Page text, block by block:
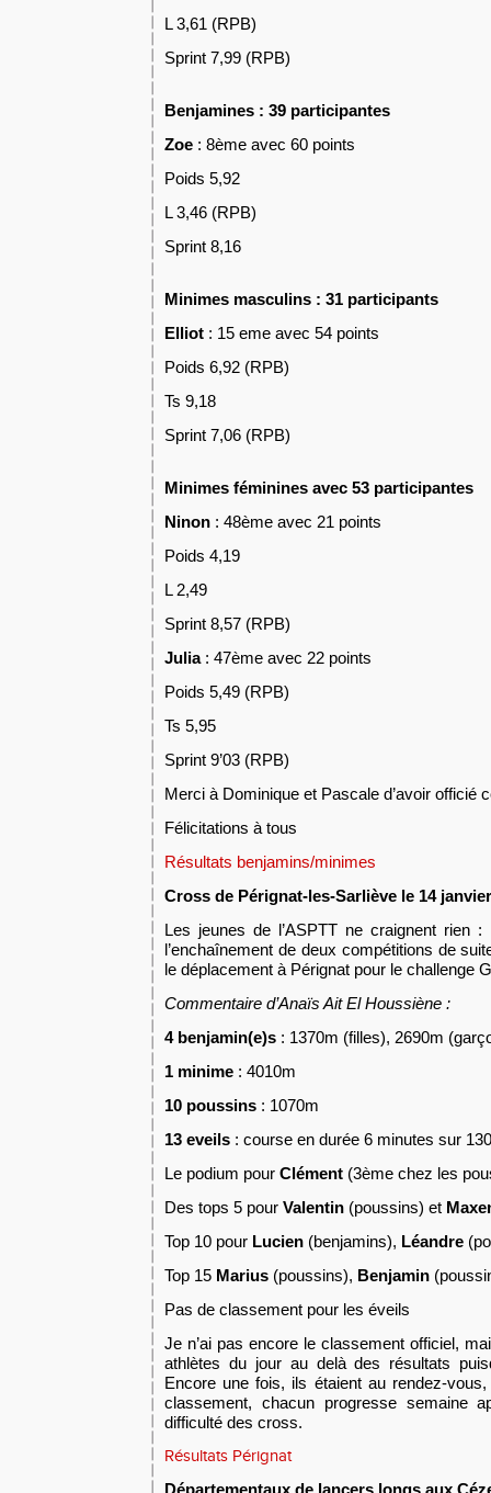
L 3,61 (RPB)
Sprint 7,99 (RPB)
Benjamines : 39 participantes
Zoe : 8ème avec 60 points
Poids 5,92
L 3,46 (RPB)
Sprint 8,16
Minimes masculins : 31 participants
Elliot : 15 eme avec 54 points
Poids 6,92 (RPB)
Ts 9,18
Sprint 7,06 (RPB)
Minimes féminines avec 53 participantes
Ninon : 48ème avec 21 points
Poids 4,19
L 2,49
Sprint 8,57 (RPB)
Julia: 47ème avec 22 points
Poids 5,49 (RPB)
Ts 5,95
Sprint 9’03 (RPB)
Merci à Dominique et Pascale d’avoir officié
Félicitations à tous
Résultats benjamins/minimes
Cross de Pérignat-les-Sarliève le 14
Les jeunes de l’ASPTT ne craignent rien
l’enchaînement de deux compétitions de
le déplacement à Pérignat pour le challenge
Commentaire d’Anaïs Ait El Houssiène :
4 benjamin(e)s : 1370m (filles), 2690m
1 minime : 4010m
10 poussins : 1070m
13 eveils : course en durée 6 minutes sur
Le podium pour Clément (3ème chez les
Des tops 5 pour Valentin (poussins) et
Top 10 pour Lucien (benjamins), Léandre
Top 15 Marius (poussins), Benjamin
Pas de classement pour les éveils
Je n’ai pas encore le classement officiel,
athlètes du jour au delà des résultats
Encore une fois, ils étaient au rendez-
classement, chacun progresse semaine
difficulté des cross.
Résultats Pérignat
Départementaux de lancers longs aux